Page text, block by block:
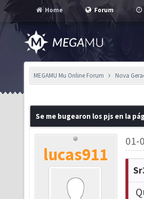
Home Forum
MEGAMU Mu Online Forum Nova
Se me bugearon los pjs en la
lucas911
01-